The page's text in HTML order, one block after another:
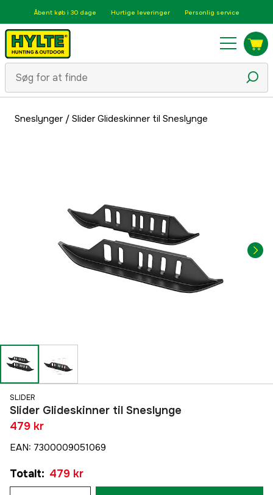
Åbent køb i 30 dage Hurtige leveringer Personlig service
Sneslynger/ Slider Glideskinner til Sneslynge
SLIDER
Slider Glideskinner til Sneslynge
479 kr
EAN: 7300009051069
Totalt: 479 kr